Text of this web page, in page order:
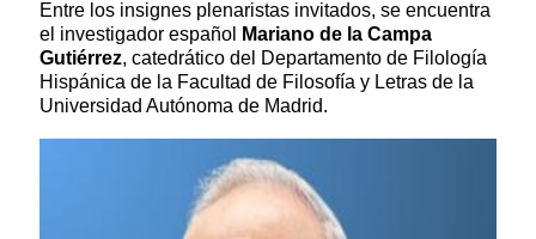
Entre los insignes plenaristas invitados, se encuentra
el investigador español
Mariano de la Campa
Gutiérrez, catedrático del Departamento de Filología
Hispánica de la Facultad de Filosofía y Letras de la
Universidad Autónoma de Madrid.